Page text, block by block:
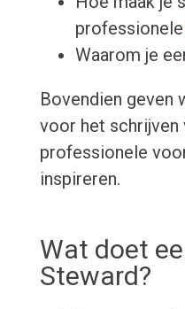
professionele
Waarom je
Bovendien geven
voor het schrijven
professionele
inspireren.
Wat doet
Steward?